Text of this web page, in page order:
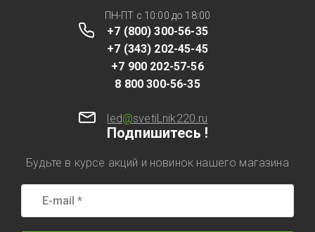
ПН-ПТ с 10:00 до 18:00
+7 (800) 300-56-35
+7 (343) 202-45-45
+7 900 202-57-56
8 800 300-56-35
led@svetiLnik220.ru
Подпишитесь !
Будьте в курсе акций и новинок нашего магазина